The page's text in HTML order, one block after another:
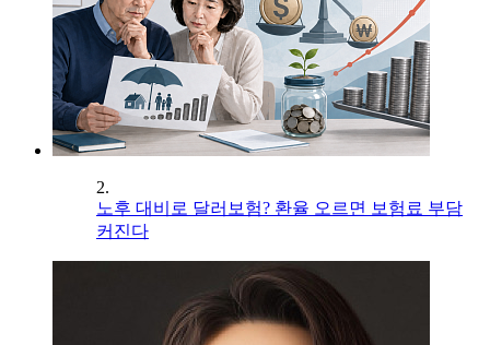
2.
노후 대비로 달러보험? 환율 오르면 보험료 부담
커진다